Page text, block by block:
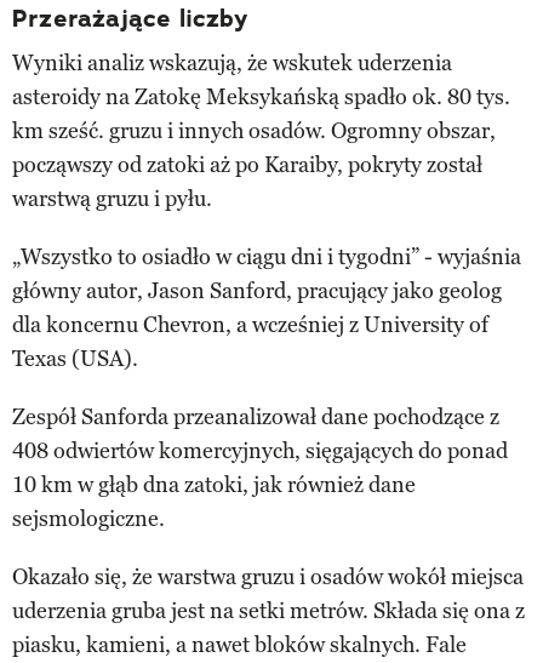
Przerażające liczby
Wyniki analiz wskazują, że wskutek uderzenia
asteroidy na Zatokę Meksykańską spadło ok. 80 tys.
km sześć. gruzu i innych osadów. Ogromny obszar,
począwszy od zatoki aż po Karaiby, pokryty został
warstwą gruzu i pyłu.
„Wszystko to osiadło w ciągu dni i tygodni” - wyjaśnia
główny autor, Jason Sanford, pracujący jako geolog
dla koncernu Chevron, a wcześniej z University of
Texas (USA).
Zespół Sanforda przeanalizował dane pochodzące z
408 odwiertów komercyjnych, sięgających do ponad
10 km w głąb dna zatoki, jak również dane
sejsmologiczne.
Okazało się, że warstwa gruzu i osadów wokół miejsca
uderzenia gruba jest na setki metrów. Składa się ona z
piasku, kamieni, a nawet bloków skalnych. Fale